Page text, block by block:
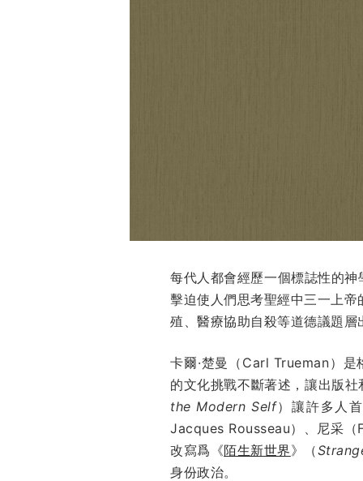
每代人都會經歷一個標誌性的
擊迫使人們思考聖經中三一上
殖、醫療協助自殺等道德議題層
卡爾·楚曼（Carl Trueman）
的文化挑戰不斷著述，讓出版
the Modern Self）讓許多人
Jacques Rousseau）、尼采
改寫爲《陌生新世界》（
身份政治。